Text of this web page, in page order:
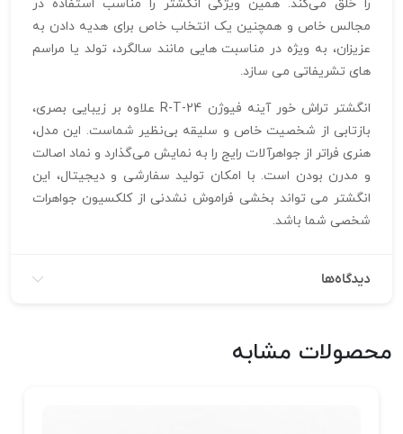
را خلق می‌کند. همین ویژگی انگشتر را مناسب استفاده در
مجالس خاص و همچنین یک انتخاب خاص برای هدیه دادن به
عزیزان، به‌ ویژه در مناسبت‌ هایی مانند سالگرد، تولد یا مراسم‌
های تشریفاتی می‌ سازد.
انگشتر تراش خور آینه فیوژن R-T-24 علاوه بر زیبایی بصری،
بازتابی از شخصیت خاص و سلیقه بی‌نظیر شماست. این مدل،
هنری فراتر از جواهرآلات رایج را به نمایش می‌گذارد و نماد اصالت
و مدرن بودن است. با امکان تولید سفارشی و دیجیتال، این
انگشتر می‌ تواند بخشی فراموش‌ نشدنی از کلکسیون جواهرات
شخصی شما باشد.
دیدگاه‌ها
محصولات مشابه